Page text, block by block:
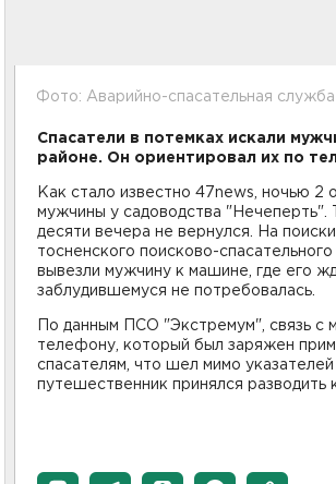
Фото: Аварийно-спасательная
Спасатели в потемках искали
районе. Он ориентировал их по
Как стало известно 47news, ночью 2
мужчины у садоводства "Нечеперть".
десяти вечера не вернулся. На
тосненского поисково-
вывезли мужчину к машине, где его
заблудившемуся не потребовалась.
По данным ПСО "Экстремум", связь с
телефону, который был заряжен
спасателям, что шел мимо
путешественник принялся разводить